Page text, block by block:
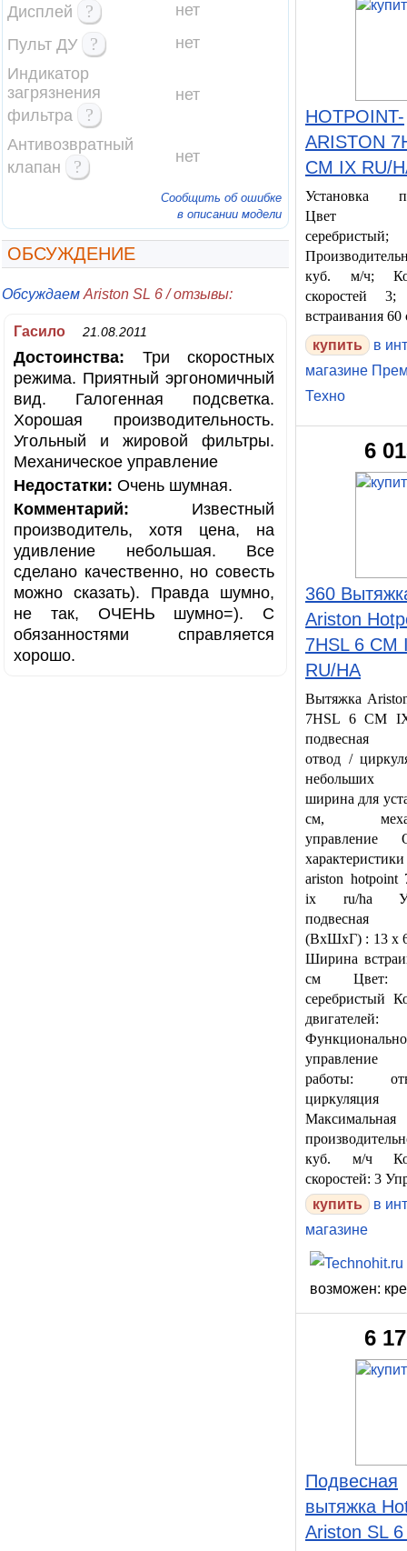
Дисплей ?
нет
Пульт ДУ
?
нет
Индикатор
загрязнения
фильтра
?
нет
Антивозвратный
клапан
? нет
Сообщить об ошибке
в описании модели
ОБСУЖДЕНИЕ
Обсуждаем Ariston SL 6 / отзывы:
Гасило 21.08.2011
Достоинства: Три скоростных
режима. Приятный эргономичный
вид. Галогенная подсветка.
Хорошая производительность.
Угольный и жировой фильтры.
Механическое управление
Недостатки: Очень шумная.
Комментарий: Известный
производитель, хотя цена, на
удивление небольшая. Все
сделано качественно, но совесть
можно сказать). Правда шумно,
не так, ОЧЕНЬ шумно=). С
обязанностями справляется
хорошо.
HOTPOINT-
ARISTON
CM IX RU/
Установка
Цвет
серебристый;
куб. м/ч;
скоростей
встраивания 60
купить
в
магазине
Техно
6
360
Ariston
7HSL 6 CM
RU/HA
Вытяжка
7HSL 6 CM
подвесная
отвод /
небольших
ширина для
см,
управление
ariston hotpoint
ix ru/ha
подвесная
(ВхШхГ) : 13 x
Ширина
см Цвет:
серебристый
управление
работы:
циркуляция
Максимальная
куб. м/ч
скоростей: 3
купить
в
магазине
возможен:
6
Подвесная
вытяжка
Ariston SL